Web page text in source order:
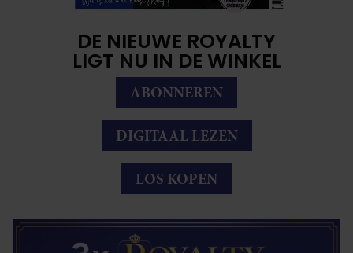
DE NIEUWE ROYALTY
LIGT NU IN DE WINKEL
ABONNEREN
DIGITAAL LEZEN
LOS KOPEN